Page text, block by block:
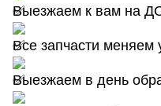
Выезжаем к вам на
Все запчасти меняем
Выезжаем в день